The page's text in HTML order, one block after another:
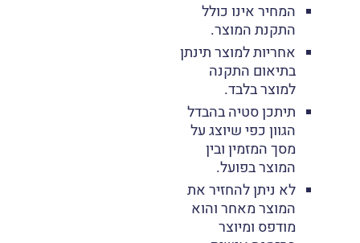
המחיר אינו כולל
התקנת המוצר.
אחריות למוצר תינתן
בתיאום התקנה
למוצר בלבד.
תיתכן סטיה בהבדל
הגוון כפי שיוצג על
מסך המזמין ובין
המוצר בפועל.
לא ניתן להחזיר את
המוצר מאחר והוא
מודפס ומיוצר